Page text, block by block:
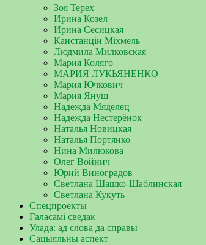
Зоя Терех
Ирина Козел
Ирина Сесицкая
Канстанцін Міхмель
Людмила Милковская
Мария Коляго
МАРИЯ ЛУКЬЯНЕНКО
Мария Ючкович
Мария Януш
Надежда Мяделец
Надежда Нестерёнок
Наталья Новицкая
Наталья Портянко
Нина Милюкова
Олег Войнич
Юрий Виноградов
Светлана Шашко-Шаблинская
Светлана Кукуть
Спецпроекты
Галасамі сведак
Улада: ад слова да справы
Сацыяльны аспект